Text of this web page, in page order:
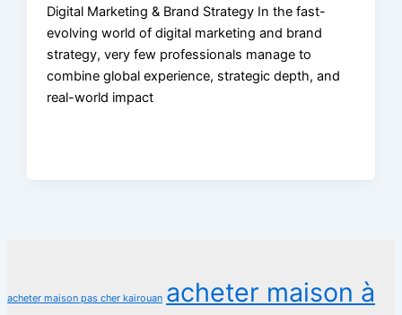
Digital Marketing & Brand Strategy In the fast-
evolving world of digital marketing and brand
strategy, very few professionals manage to
combine global experience, strategic depth, and
real-world impact
acheter maison pas cher kairouan acheter maison à